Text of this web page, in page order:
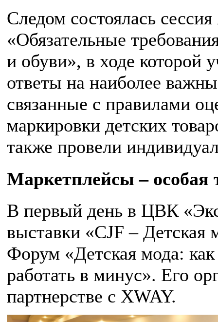
Следом состоялась
«Обязательные
и обуви», в ходе которой
ответы на наиболее
связанные с правилами
маркировки детских
также провели
Маркетплейсы – особая
В первый день в ЦВК
выставки «CJF – Детская
Форум «Детская мода:
работать в минус». Его
партнерстве с XWAY.